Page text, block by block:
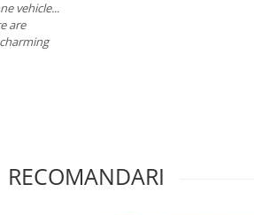
vehicle...
are
RECOMANDARI